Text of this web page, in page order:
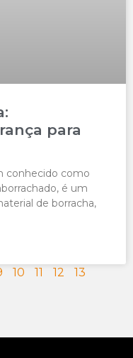
para
conhecido como
é um
de borracha,
10 11 12 13